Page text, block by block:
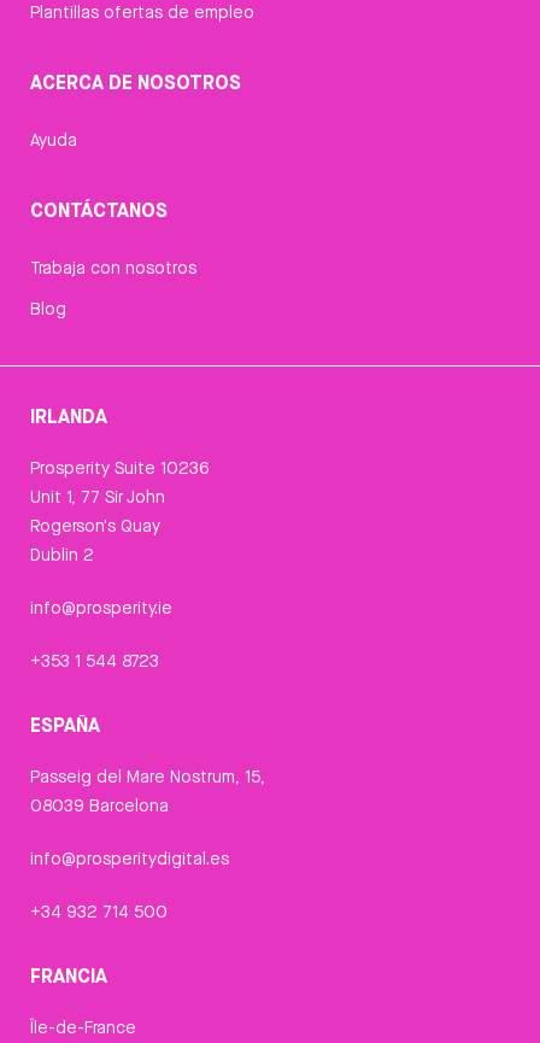
Plantillas ofertas de empleo
ACERCA DE NOSOTROS
Ayuda
CONTÁCTANOS
Trabaja con nosotros
Blog
IRLANDA
Prosperity Suite 10236
Unit 1, 77 Sir John
Rogerson's Quay
Dublin 2
info@prosperity.ie
+353 1 544 8723
ESPAÑA
Passeig del Mare Nostrum, 15,
08039 Barcelona
info@prosperitydigital.es
+34 932 714 500
FRANCIA
Île-de-France